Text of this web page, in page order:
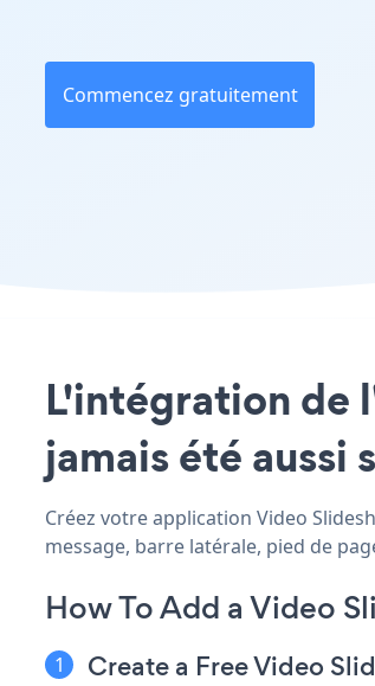
Commencez gratuitement
L'intégration de
jamais été aussi
Créez votre application Video
message, barre latérale, pied de
How To Add a Video
Create a Free Video